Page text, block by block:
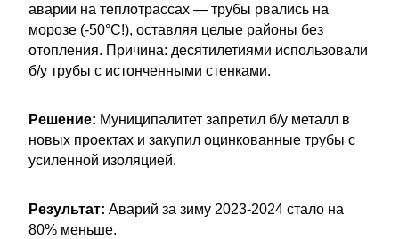
аварии на теплотрассах — трубы рвались на
морозе (-50°C!), оставляя целые районы без
отопления. Причина: десятилетиями использовали
б/у трубы с истонченными стенками.
Решение: Муниципалитет запретил б/у металл в
новых проектах и закупил оцинкованные трубы с
усиленной изоляцией.
Результат: Аварий за зиму 2023-2024 стало на
80% меньше.